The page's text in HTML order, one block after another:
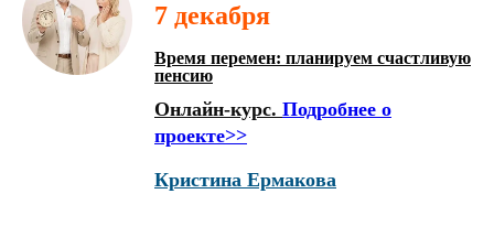
7 декабря
Время перемен: планируем счастливую
пенсию
Онлайн-курс. Подробнее о
проекте>>
Кристина Ермакова